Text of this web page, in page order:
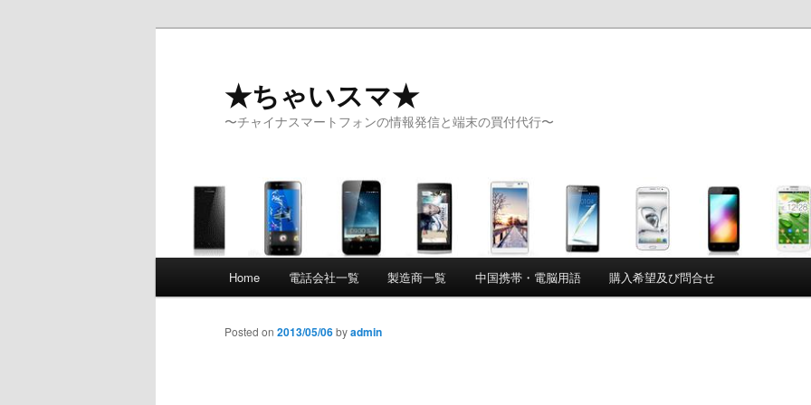
★ちゃいスマ★
〜チャイナスマートフォンの情報発信と端末の買付代行〜
Skip to primary content
Skip to secondary content
Home 電話会社一覧 製造商一覧 中国携帯・電脳用語 購入希望及び問合せ
Posted on 2013/05/06byadmin